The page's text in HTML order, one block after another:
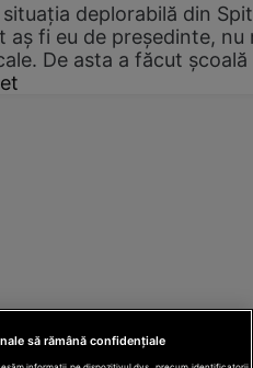
deplorabilă din
aș fi eu de președinte, nu
De asta a făcut școală
să rămână confidențiale